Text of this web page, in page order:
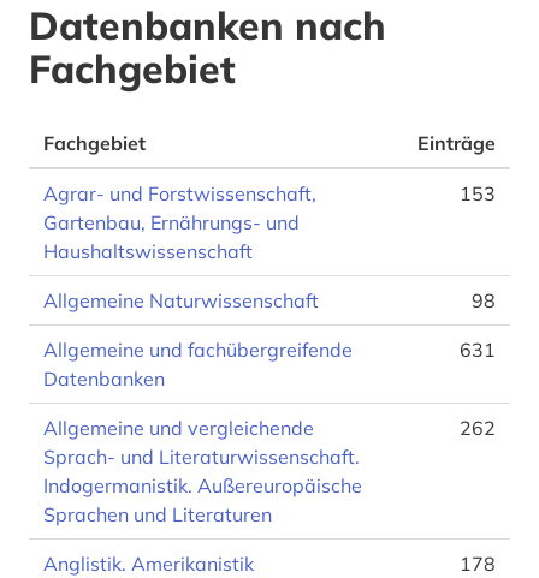
Datenbanken nach
Fachgebiet
Fachgebiet Einträge
Agrar- und Forstwissenschaft,
Gartenbau, Ernährungs- und
Haushaltswissenschaft
153
Allgemeine Naturwissenschaft 98
Allgemeine und fachübergreifende
Datenbanken
631
Allgemeine und vergleichende
Sprach- und Literaturwissenschaft.
Indogermanistik. Außereuropäische
Sprachen und Literaturen
262
Anglistik. Amerikanistik 178